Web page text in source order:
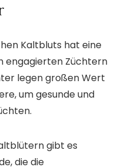
Kaltbluts hat eine
engagierten Züchtern
legen großen Wert
um gesunde und
gibt es
die die